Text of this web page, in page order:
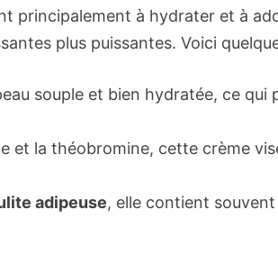
principalement à hydrater et à
plus puissantes. Voici
souple et bien hydratée, ce qui
et la théobromine, cette crème
adipeuse, elle contient